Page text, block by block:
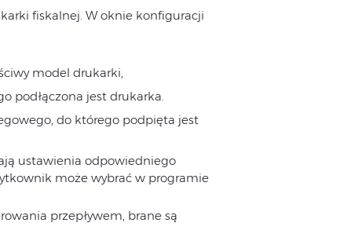
fiskalnej. W oknie konfiguracji
model drukarki,
podłączona jest drukarka.
do którego podpięta jest
ustawienia odpowiedniego
może wybrać w programie
przepływem, brane są